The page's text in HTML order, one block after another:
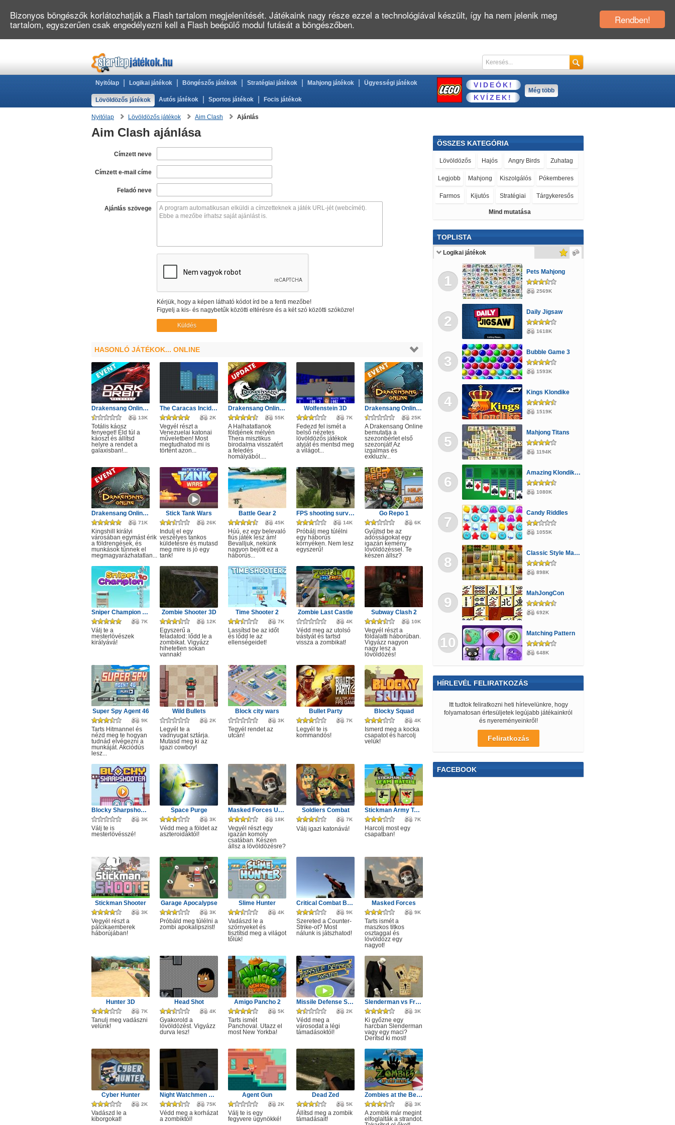
Nyitólap Logikai játékok Böngészős játékok Stratégiai játékok Mahjong játékok Ügyességi játékok
Lövöldözős játékok Autós játékok Sportos játékok Focis játékok
VIDEÓK!
KVÍZEK!
Még több
Nyitólap Lövöldözős játékok Aim Clash Ajánlás
Aim Clash ajánlása
Címzett neve
Címzett e-mail címe
Feladó neve
Ajánlás szövege
Kérjük, hogy a képen látható kódot írd be a fenti mezőbe!
Figyelj a kis- és nagybetűk közötti eltérésre és a két szó közötti szóközre!
HASONLÓ JÁTÉKOK... ONLINE
Drakensang Online - Protegit zűrzavar
13K
Totális káosz
fenyeget! Éld túl a
káoszt és állítsd
helyre a rendet a
galaxisban!...
The Caracas Incident
2K
Vegyél részt a
Venezuelai katonai
műveletben! Most
megtudhatod mi is
történt azon...
Drakensang Online - A Halhatatlanok árnya
55K
A Halhatatlanok
földjének mélyén
Thera misztikus
birodalma visszatért
a feledés
homályából....
Wolfenstein 3D
7K
Fedezd fel ismét a
belső nézetes
lövöldözős játékok
atyját és mentsd meg
a világot...
Drakensang Online - Első szezon
25K
A Drakensang Online
bemutatja a
szezonbérlet első
szezonját! Az
izgalmas és
exkluzív...
Drakensang Online - Kingshill férges csatornái
71K
Kingshill királyi
városában egymást érik
a földrengések, és
munkások tűnnek el
megmagyarázhatatlan...
Stick Tank Wars
26K
Indulj el egy
veszélyes tankos
küldetésre és mutasd
meg mire is jó egy
tank!
Battle Gear 2
45K
Húú, ez egy belevaló
fiús játék lesz ám!
Bevalljuk, nekünk
nagyon bejött ez a
háborús...
FPS shooting survival game
14K
Próbálj meg túlélni
egy háborús
környéken. Nem lesz
egyszerű!
Go Repo 1
6K
Gyűjtsd be az
adósságokat egy
igazán kemény
lövöldözéssel. Te
készen állsz?
Sniper Champion 3D
7K
Válj te a
mesterlövészek
királyává!
Zombie Shooter 3D
12K
Egyszerű a
feladatod: lődd le a
zombikat. Vigyázz
hihetetlen sokan
vannak!
Time Shooter 2
7K
Lassítsd be az időt
és lődd le az
ellenségeidet!
Zombie Last Castle
4K
Védd meg az utolsó
bástyát és tartsd
vissza a zombikat!
Subway Clash 2
10K
Vegyél részt a
földalatti háborúban.
Vigyázz nagyon
nagy lesz a
lövöldözés!
Super Spy Agent 46
9K
Tarts Hitmannel és
nézd meg te hogyan
tudnád elvégezni a
munkáját. Akciódús
lesz...
Wild Bullets
2K
Legyél te a
vadnyugat sztárja.
Mutasd meg ki az
igazi cowboy!
Block city wars
3K
Tegyél rendet az
utcán!
Bullet Party
7K
Legyél te is
kommandós!
Blocky Squad
4K
Ismerd meg a kocka
csapatot és harcolj
velük!
Blocky Sharpshooter
3K
Válj te is
mesterlövésszé!
Space Purge
3K
Védd meg a földet az
aszteroidáktól!
Masked Forces Unlimited
18K
Vegyél részt egy
igazán komoly
csatában. Készen
állsz a lövöldözésre?
Soldiers Combat
7K
Válj igazi katonává!
Stickman Army Team Battle
7K
Harcolj most egy
csapatban!
Stickman Shooter
3K
Vegyél részt a
pálcikaemberek
háborújában!
Garage Apocalypse
3K
Próbáld meg túlélni a
zombi apokalipszist!
Slime Hunter
4K
Vadászd le a
szörnyeket és
tisztítsd meg a világot
tőlük!
Critical Combat Battle Royale
9K
Szereted a Counter-
Strike-ot? Most
nálunk is játszhatod!
Masked Forces
9K
Tarts ismét a
maszkos titkos
osztaggal és
lövöldözz egy
nagyot!
Hunter 3D
7K
Tanulj meg vadászni
velünk!
Head Shot
4K
Gyakorold a
lövöldözést. Vigyázz
durva lesz!
Amigo Pancho 2
5K
Tarts ismét
Panchoval. Utazz el
most New Yorkba!
Missile Defense System
2K
Védd meg a
városodat a légi
támadásoktól!
Slenderman vs Freddy the Fazbear
3K
Ki győzne egy
harcban Slenderman
vagy egy maci?
Derítsd ki most!
Cyber Hunter
2K
Vadászd le a
kiborgokat!
Night Watchmen Stories Zombie Hospital
75K
Védd meg a korházat
a zombiktól!
Agent Gun
2K
Válj te is egy
fegyvere ügynökké!
Dead Zed
5K
Állítsd meg a zombik
támadásait!
Zombies at the Beach
3K
A zombik már megint
elfoglalták a strandot.
ÖSSZES KATEGÓRIA
Lövöldözős Hajós Angry Birds Zuhatag
Legjobb Mahjong Kiszolgálós Pókemberes
Farmos Kijutós Stratégiai Tárgykeresős
Violetta Kvíz
Logikai Mászkálós Verekedős Lovas
Főzős Majmos Állatos Lányos Golyós
Játszma Mario Cápás
Autós Robotos Rendőrös Tankos
Ügyességi Buszos Berendezős
Csókolózós
Mind mutatása
TOPLISTA
Logikai játékok
1
Pets Mahjong
2569K
2
Daily Jigsaw
1618K
3
Bubble Game 3
1593K
4
Kings Klondike
1519K
5
Mahjong Titans
1194K
6
Amazing Klondike Solitaire
1080K
7
Candy Riddles
1055K
8
Classic Style Mahjong
898K
9
MahJongCon
692K
10
Matching Pattern
648K
HÍRLEVÉL FELIRATKOZÁS
Itt tudtok feliratkozni heti hírlevelünkre, hogy
folyamatosan értesüljetek legújabb játékainkról
és nyereményeinkről!
Feliratkozás
FACEBOOK
Rendben!
Bizonyos böngészők korlátozhatják a Flash tartalom megjelenítését. Játékaink nagy része ezzel a technológiával készült, így ha nem jelenik meg
tartalom, egyszerűen csak engedélyezni kell a Flash beépülő modul futását a böngészőben.